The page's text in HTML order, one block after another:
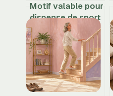
Motif valable pour
dispense de sport
: ce qu’il faut
savoir pour être
en règle